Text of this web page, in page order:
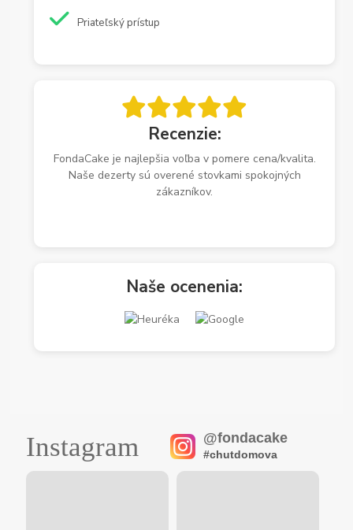
Priateľský prístup
Recenzie:
FondaCake je najlepšia voľba v pomere cena/kvalita.
Naše dezerty sú overené stovkami spokojných
zákazníkov.
Naše ocenenia:
Instagram @fondacake
#chutdomova